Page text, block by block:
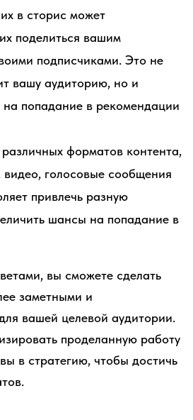
в сторис может
поделиться вашим
подписчиками. Это не
вашу аудиторию, но и
попадание в рекомендации
форматов контента,
видео, голосовые сообщения
привлечь разную
шансы на попадание в
вы сможете сделать
заметными и
вашей целевой аудитории.
проделанную работу
в стратегию, чтобы достичь